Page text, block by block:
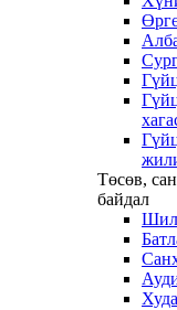
Төсөв,
байдал